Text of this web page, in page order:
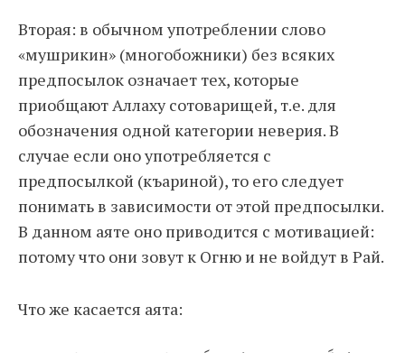
Вторая: в обычном употреблении слово
«мушрикин» (многобожники) без всяких
предпосылок означает тех, которые
приобщают Аллаху сотоварищей, т.е. для
обозначения одной категории неверия. В
случае если оно употребляется с
предпосылкой (къариной), то его следует
понимать в зависимости от этой предпосылки.
В данном аяте оно приводится с мотивацией:
потому что они зовут к Огню и не войдут в Рай.
Что же касается аята: